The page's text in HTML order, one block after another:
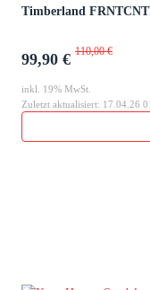
Timberland
99,90 € 110,00 €
inkl. 19% MwSt.
Zuletzt aktualisiert: 17.04.26